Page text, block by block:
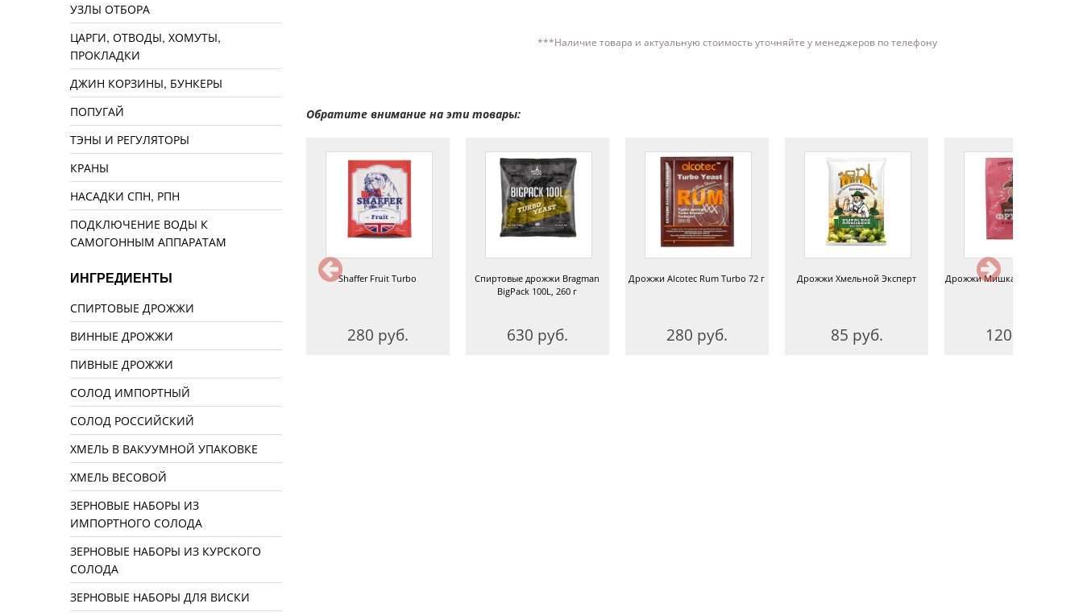
***Наличие товара и актуальную стоимость уточняйте у менеджеров по телефону
Обратите внимание на эти товары:
Дрожжи Pathfinder TY48
320 руб.
Дрожжи Bragman Fruity, 72 г Shaffer Fruit Turbo
280 руб.
Спиртовые дрожжи Bragman
BigPack 100L, 260 г
630 руб.
Дрожжи Alcotec Rum Turbo 72 г
280 руб.
Дрожжи Хмельной Эксперт
85 руб.
Дрожжи Мишка гонит
120 руб.
УЗЛЫ ОТБОРА
ЦАРГИ, ОТВОДЫ, ХОМУТЫ,
ПРОКЛАДКИ
ДЖИН КОРЗИНЫ, БУНКЕРЫ
ПОПУГАЙ
ТЭНЫ И РЕГУЛЯТОРЫ
КРАНЫ
НАСАДКИ СПН, РПН
ПОДКЛЮЧЕНИЕ ВОДЫ К
САМОГОННЫМ АППАРАТАМ
ИНГРЕДИЕНТЫ
СПИРТОВЫЕ ДРОЖЖИ
ВИННЫЕ ДРОЖЖИ
ПИВНЫЕ ДРОЖЖИ
СОЛОД ИМПОРТНЫЙ
СОЛОД РОССИЙСКИЙ
ХМЕЛЬ В ВАКУУМНОЙ УПАКОВКЕ
ХМЕЛЬ ВЕСОВОЙ
ЗЕРНОВЫЕ НАБОРЫ ИЗ
ИМПОРТНОГО СОЛОДА
ЗЕРНОВЫЕ НАБОРЫ ИЗ КУРСКОГО
СОЛОДА
ЗЕРНОВЫЕ НАБОРЫ ДЛЯ ВИСКИ